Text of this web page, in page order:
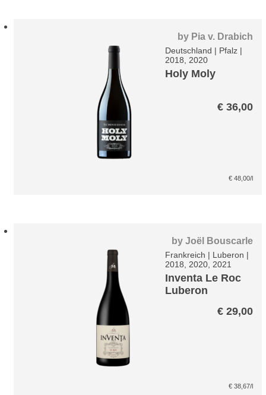
by Pia v. Drabich
Deutschland | Pfalz|
2018, 2020
Holy Moly
€ 36,00
€ 48,00/l
byJoël Bouscarle
Frankreich | Luberon |
2018, 2020, 2021
Inventa Le Roc
Luberon
€ 29,00
€ 38,67/l